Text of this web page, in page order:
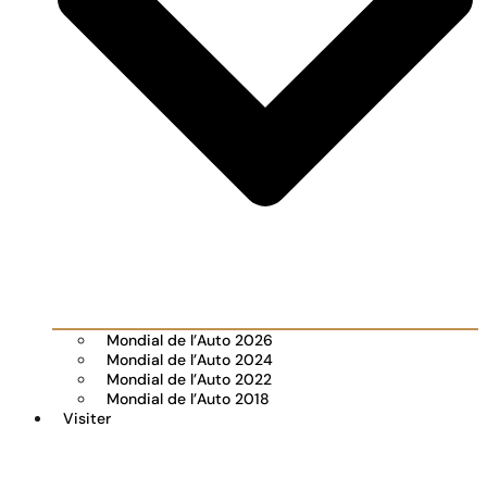
Mondial de l’Auto 2026
Mondial de l’Auto 2024
Mondial de l’Auto 2022
Mondial de l’Auto 2018
Visiter